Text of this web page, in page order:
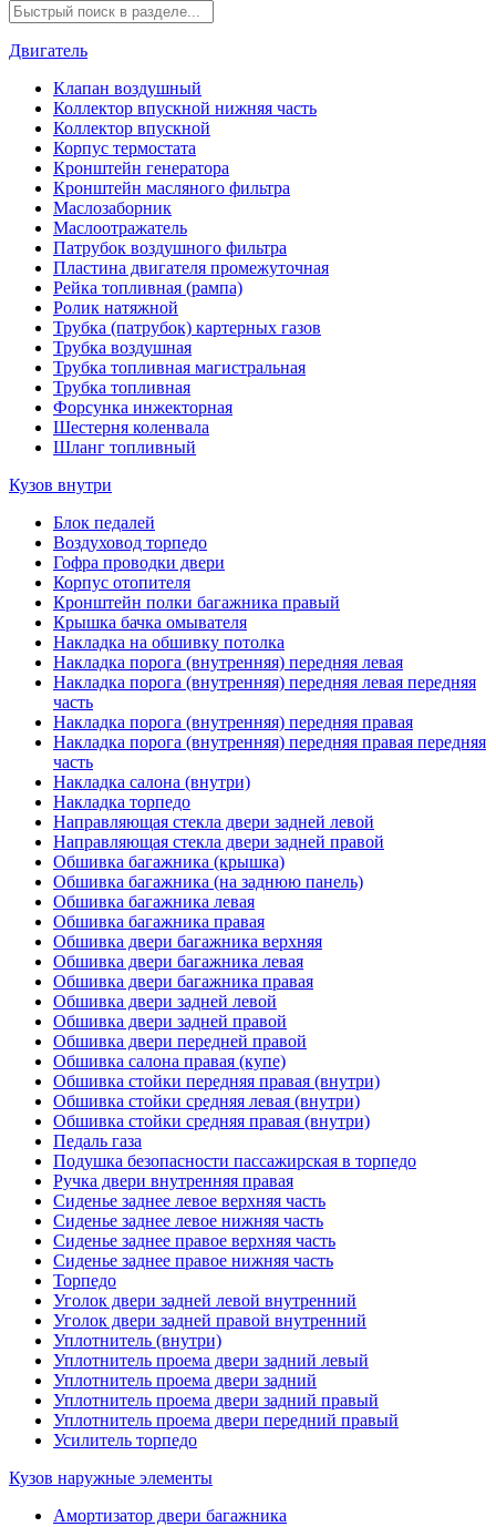
Двигатель
Клапан воздушный
Коллектор впускной нижняя часть
Коллектор впускной
Корпус термостата
Кронштейн генератора
Кронштейн масляного фильтра
Маслозаборник
Маслоотражатель
Патрубок воздушного фильтра
Пластина двигателя промежуточная
Рейка топливная (рампа)
Ролик натяжной
Трубка (патрубок) картерных газов
Трубка воздушная
Трубка топливная магистральная
Трубка топливная
Форсунка инжекторная
Шестерня коленвала
Шланг топливный
Кузов внутри
Блок педалей
Воздуховод торпедо
Гофра проводки двери
Корпус отопителя
Кронштейн полки багажника правый
Крышка бачка омывателя
Накладка на обшивку потолка
Накладка порога (внутренняя) передняя левая
Накладка порога (внутренняя) передняя левая передняя
часть
Накладка порога (внутренняя) передняя правая
Накладка порога (внутренняя) передняя правая передняя
часть
Накладка салона (внутри)
Накладка торпедо
Направляющая стекла двери задней левой
Направляющая стекла двери задней правой
Обшивка багажника (крышка)
Обшивка багажника (на заднюю панель)
Обшивка багажника левая
Обшивка багажника правая
Обшивка двери багажника верхняя
Обшивка двери багажника левая
Обшивка двери багажника правая
Обшивка двери задней левой
Обшивка двери задней правой
Обшивка двери передней правой
Обшивка салона правая (купе)
Обшивка стойки передняя правая (внутри)
Обшивка стойки средняя левая (внутри)
Обшивка стойки средняя правая (внутри)
Педаль газа
Подушка безопасности пассажирская в торпедо
Ручка двери внутренняя правая
Сиденье заднее левое верхняя часть
Сиденье заднее левое нижняя часть
Сиденье заднее правое верхняя часть
Сиденье заднее правое нижняя часть
Торпедо
Уголок двери задней левой внутренний
Уголок двери задней правой внутренний
Уплотнитель (внутри)
Уплотнитель проема двери задний левый
Уплотнитель проема двери задний
Уплотнитель проема двери задний правый
Уплотнитель проема двери передний правый
Усилитель торпедо
Кузов наружные элементы
Амортизатор двери багажника